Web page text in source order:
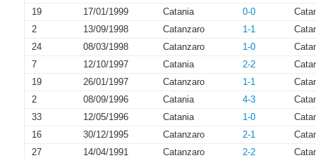
19
17/01/1999 Catania 0-0
2
13/09/1998 Catanzaro 1-1
24
08/03/1998 Catanzaro 1-0
7
12/10/1997 Catania 2-2
19
26/01/1997 Catanzaro 1-1
2
08/09/1996 Catania 4-3
33
12/05/1996 Catania 1-0
16
30/12/1995 Catanzaro 2-1
27
14/04/1991 Catanzaro 2-2